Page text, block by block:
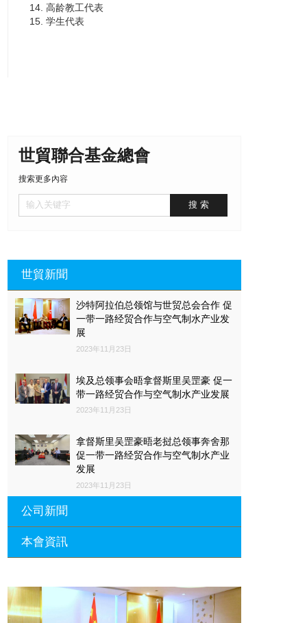
高龄教工代表
学生代表
世貿聯合基金總會
搜索更多內容
世貿新聞
沙特阿拉伯总领馆与世贸总会合作 促
一带一路经贸合作与空气制水产业发
展
2023年11月23日
埃及总领事会晤拿督斯里吴罡豪 促一
带一路经贸合作与空气制水产业发展
2023年11月23日
拿督斯里吴罡豪晤老挝总领事奔舍那
促一带一路经贸合作与空气制水产业
发展
2023年11月23日
公司新聞
一带一路经贸合作与空气制水产业发
2023年11月23日
埃及总领事会晤拿督斯里吴罡豪 促一
本會資訊
長瑚蒞臨 天泉鼎豐深圳總部及國際標
量波量子研究院
2021年12月10日